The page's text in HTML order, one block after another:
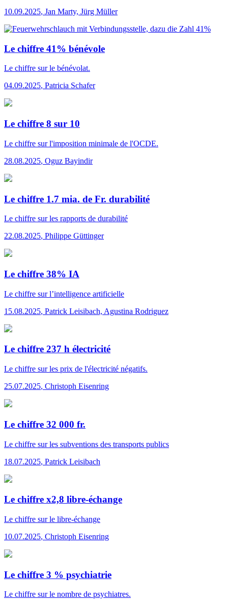
10.09.2025, Jan Marty, Jürg Müller
Le chiffre 41% bénévole
Le chiffre sur le bénévolat.
04.09.2025, Patricia Schafer
Le chiffre 8 sur 10
Le chiffre sur l'imposition minimale de l'OCDE.
28.08.2025, Oguz Bayindir
Le chiffre 1.7 mia. de Fr. durabilité
Le chiffre sur les rapports de durabilité
22.08.2025, Philippe Güttinger
Le chiffre 38% IA
Le chiffre sur l’intelligence artificielle
15.08.2025, Patrick Leisibach, Agustina Rodriguez
Le chiffre 237 h électricité
Le chiffre sur les prix de l'électricité négatifs.
25.07.2025, Christoph Eisenring
Le chiffre 32 000 fr.
Le chiffre sur les subventions des transports publics
18.07.2025, Patrick Leisibach
Le chiffre x2,8 libre-échange
Le chiffre sur le libre-échange
10.07.2025, Christoph Eisenring
Le chiffre 3 % psychiatrie
Le chiffre sur le nombre de psychiatres.